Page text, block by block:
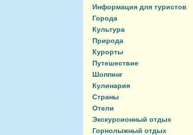
Информация для туристов
Города
Культура
Природа
Курорты
Путешествие
Шоппинг
Кулинария
Страны
Отели
Экскурсионный отдых
Горнолыжный отдых